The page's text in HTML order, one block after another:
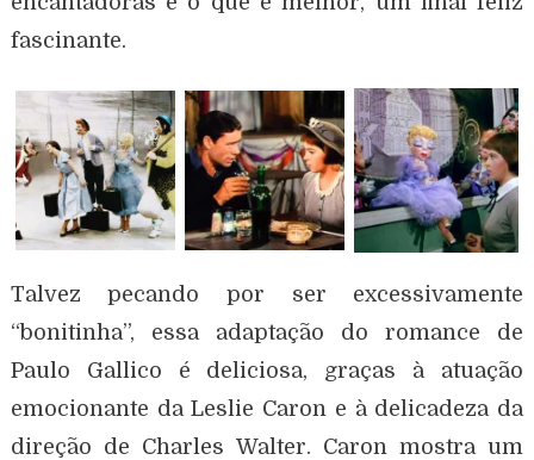
fascinante.
Talvez pecando por ser excessivamente
“bonitinha”, essa adaptação do romance de
Paulo Gallico é deliciosa, graças à atuação
emocionante da Leslie Caron e à delicadeza da
direção de Charles Walter. Caron mostra um